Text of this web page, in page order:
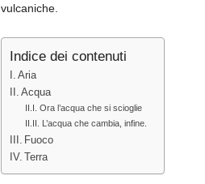
vulcaniche.
Indice dei contenuti
Aria
Acqua
Ora l’acqua che si scioglie
L’acqua che cambia, infine.
Fuoco
Terra